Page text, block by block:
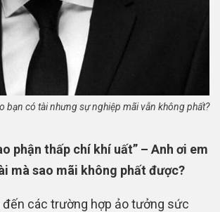
bạn có tài nhưng sự nghiệp mãi vẫn không phất?
phận thấp chí khí uất” – Anh ơi em
mà sao mãi không phất được?
đến các trường hợp ảo tưởng sức